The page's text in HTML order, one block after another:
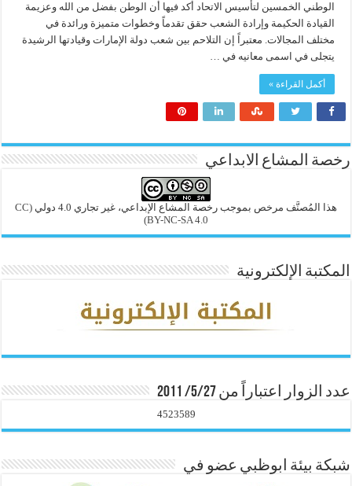
الوطني الخمسين لتأسيس الاتحاد أكد فيها أن الوطن بفضل من الله وعزيمة
القيادة الحكيمة وإرادة الشعب حقق تقدماً وخطوات متميزة ورائدة في
مختلف المجالات. معتبراً إن التلاحم بين شعب دولة الإمارات وقيادتها الرشيدة
يتجلى في اسمى معانيه في …
أكمل القراءة »
رخصة المشاع الابداعي
هذا المُصنَّف مرخص بموجب رخصة المشاع الإبداعي، غير تجاري 4.0 دولي
(CC
BY-NC-SA 4.0)
المكتبة الإلكترونية
عدد الزوار اعتباراً من 5/27/ 2011
4523589
شبكة بيئة ابوظبي عضو في